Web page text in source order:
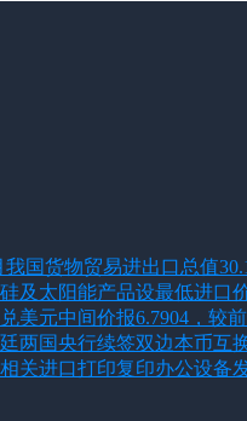
我国货物贸易进出口总值
及太阳能产品设最低进口
美元中间价报6.7904，较
两国央行续签双边本币互
关进口打印复印办公设备